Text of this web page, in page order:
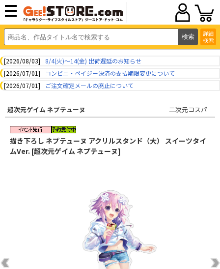
詳細
検索
[2026/08/03]
8/4(火)～14(金) 出荷遅延のお知らせ
[2026/07/01]
コンビニ・ペイジー決済の支払期限変更について
[2026/07/01]
ご注文確定メールの廃止について
超次元ゲイム ネプテューヌ 二次元コスパ
描き下ろし ネプテューヌ アクリルスタンド（大） スイーツタイ
ムVer. [超次元ゲイム ネプテューヌ]